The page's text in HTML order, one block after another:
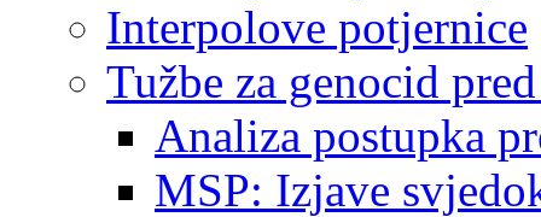
Interpolove potjernice
Tužbe za genocid
Analiza postupka
MSP: Izjave